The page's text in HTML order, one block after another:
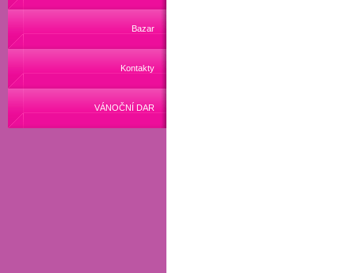
Bazar
Kontakty
VÁNOČNÍ DAR